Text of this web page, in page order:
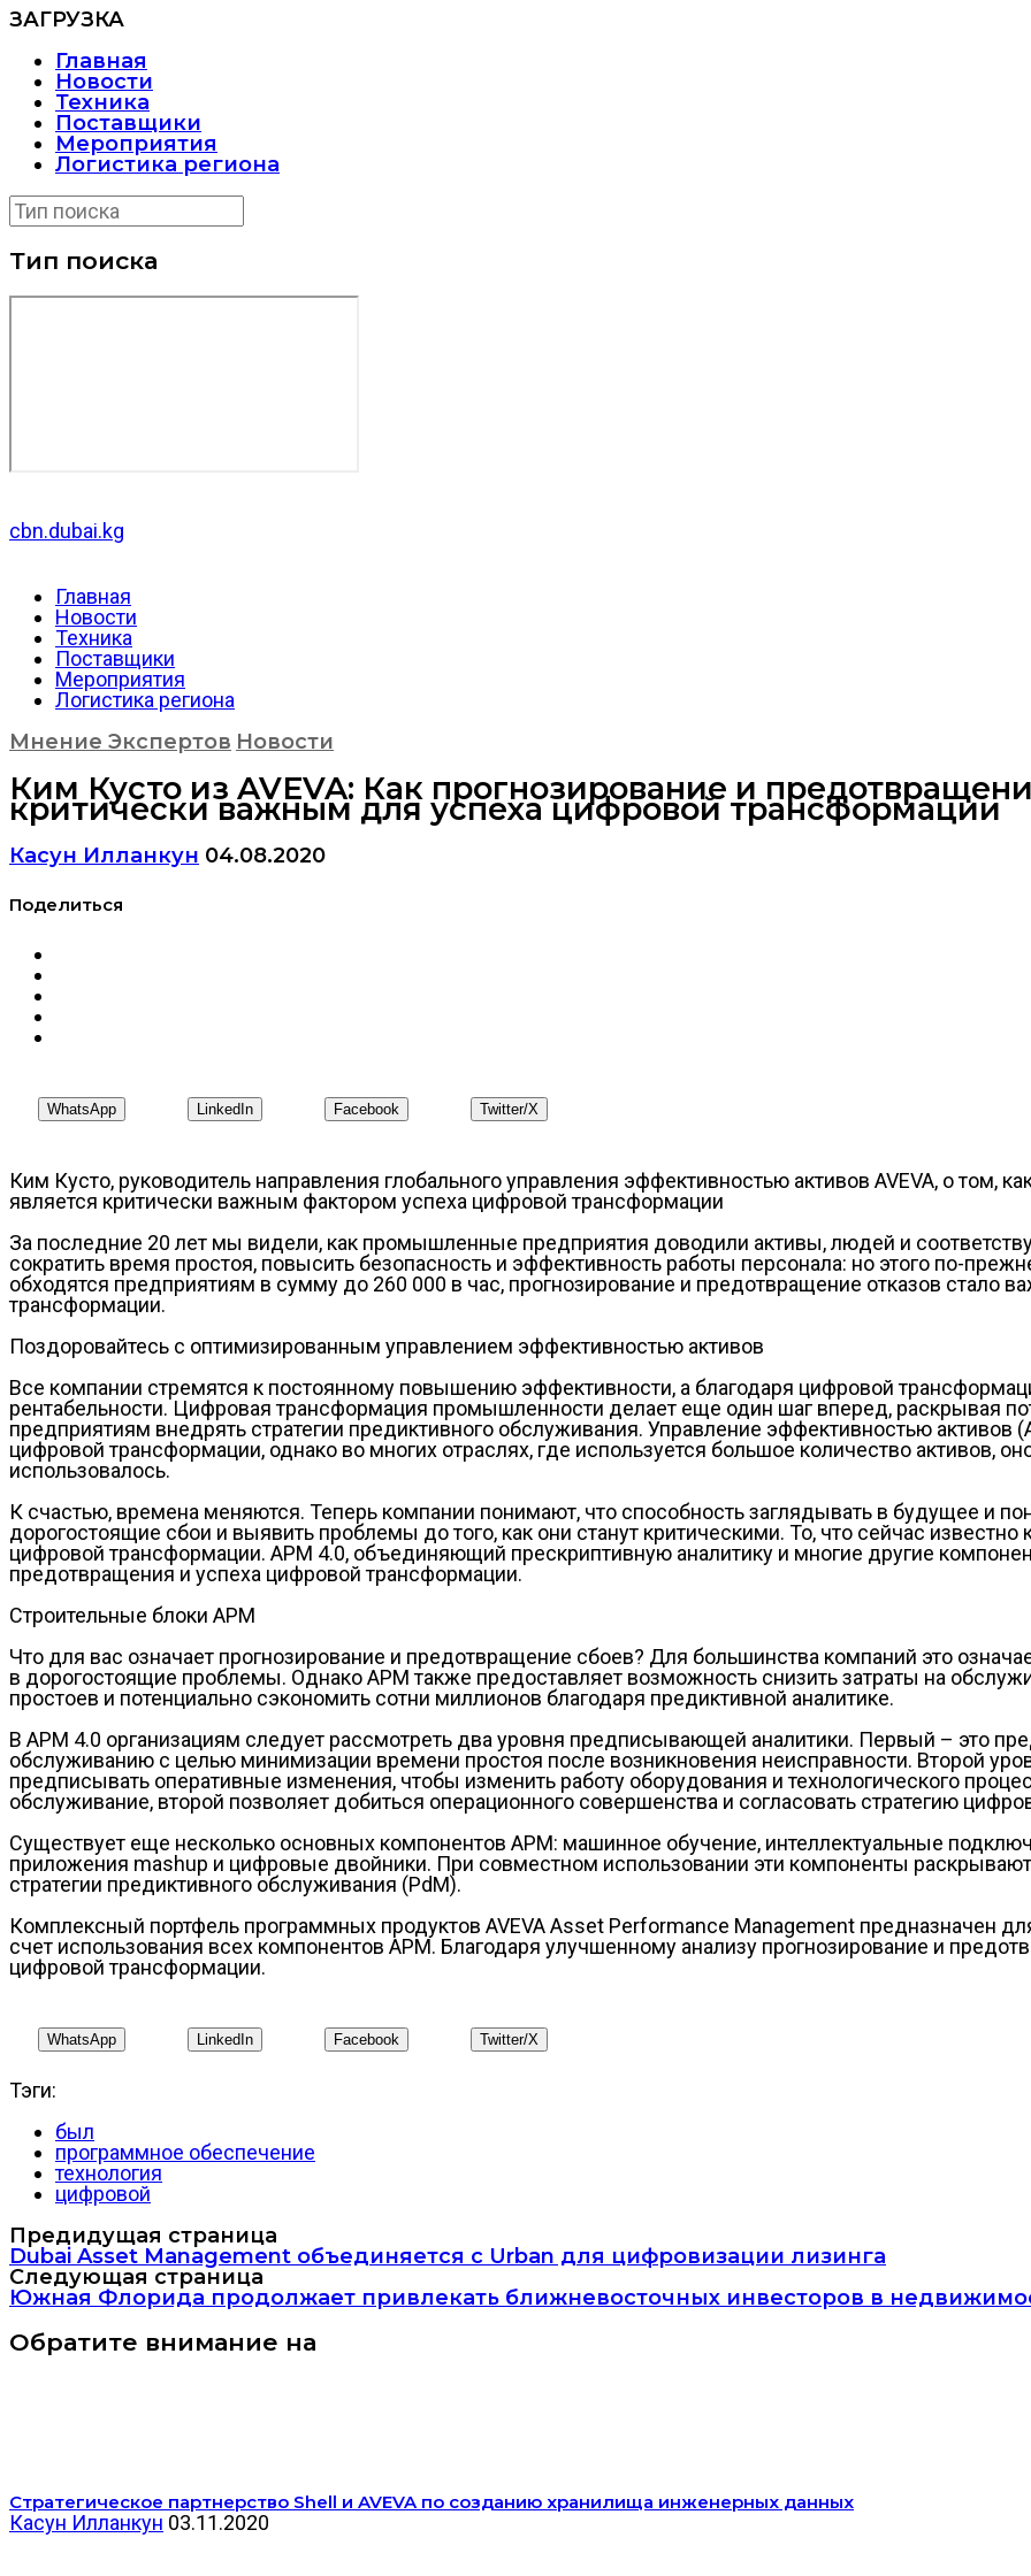
ЗАГРУЗКА
Главная
Новости
Техника
Поставщики
Мероприятия
Логистика региона
Тип поиска
cbn.dubai.kg
Главная
Новости
Техника
Поставщики
Мероприятия
Логистика региона
Мнение Экспертов Новости
Ким Кусто из AVEVA: Как прогнозирование и
критически важным для успеха цифровой трансформации
Касун Илланкун 04.08.2020
Поделиться
WhatsApp LinkedIn Facebook Twitter/X
Ким Кусто, руководитель направления глобального управления эффективностью активов AVEVA, о том,
является критически важным фактором успеха цифровой трансформации
За последние 20 лет мы видели, как промышленные предприятия доводили активы, людей и
сократить время простоя, повысить безопасность и эффективность работы персонала: но этого по-
обходятся предприятиям в сумму до 260 000 в час, прогнозирование и предотвращение отказов стало
трансформации.
Поздоровайтесь с оптимизированным управлением эффективностью активов
Все компании стремятся к постоянному повышению эффективности, а благодаря цифровой
рентабельности. Цифровая трансформация промышленности делает еще один шаг вперед, раскрывая
предприятиям внедрять стратегии предиктивного обслуживания. Управление эффективностью
цифровой трансформации, однако во многих отраслях, где используется большое количество активов,
использовалось.
К счастью, времена меняются. Теперь компании понимают, что способность заглядывать в будущее и
дорогостоящие сбои и выявить проблемы до того, как они станут критическими. То, что сейчас
цифровой трансформации. APM 4.0, объединяющий прескриптивную аналитику и многие другие
предотвращения и успеха цифровой трансформации.
Строительные блоки APM
Что для вас означает прогнозирование и предотвращение сбоев? Для большинства компаний это
в дорогостоящие проблемы. Однако APM также предоставляет возможность снизить затраты на
простоев и потенциально сэкономить сотни миллионов благодаря предиктивной аналитике.
В APM 4.0 организациям следует рассмотреть два уровня предписывающей аналитики. Первый – это
обслуживанию с целью минимизации времени простоя после возникновения неисправности. Второй
предписывать оперативные изменения, чтобы изменить работу оборудования и технологического
обслуживание, второй позволяет добиться операционного совершенства и согласовать стратегию
Существует еще несколько основных компонентов APM: машинное обучение, интеллектуальные
приложения mashup и цифровые двойники. При совместном использовании эти компоненты
стратегии предиктивного обслуживания (PdM).
Комплексный портфель программных продуктов AVEVA Asset Performance Management предназначен
счет использования всех компонентов APM. Благодаря улучшенному анализу прогнозирование и
цифровой трансформации.
WhatsApp LinkedIn Facebook Twitter/X
Тэги:
был
программное обеспечение
технология
цифровой
Предидущая страница
Dubai Asset Management объединяется с Urban для цифровизации лизинга
Следующая страница
Южная Флорида продолжает привлекать ближневосточных инвесторов в
Обратите внимание на
Стратегическое партнерство Shell и AVEVA по созданию хранилища инженерных данных
Касун Илланкун 03.11.2020